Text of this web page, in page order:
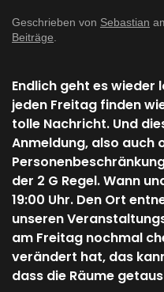
Geschrieben von Sebastian
Beiträge
Endlich geht es wieder
jeden Freitag finden
tolle Nachricht. Und
Anmeldung, also auch
der 2 G Regel. Wann
19:00 Uhr. Den Ort
unseren
am Freitag nochmal
verändert hat, das
dass die Räume